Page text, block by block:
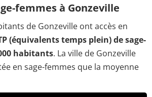
femmes à Gonzeville
de Gonzeville ont accès en
(équivalents temps plein) de sage-
habitants. La ville de Gonzeville
en sage-femmes que la moyenne